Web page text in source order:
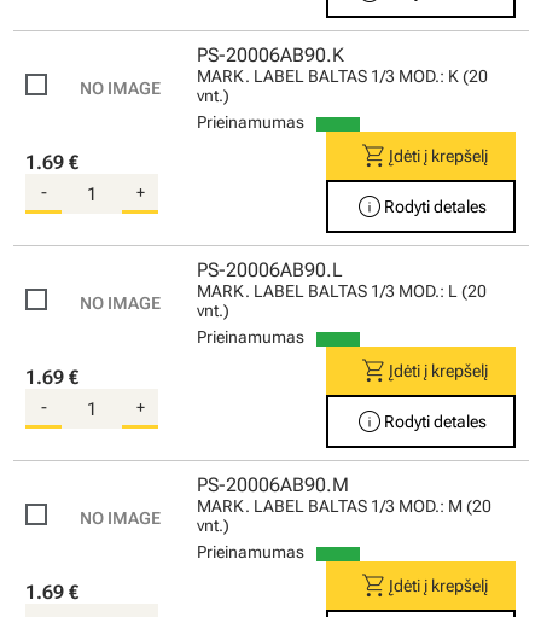
PS-20006AB90.K
MARK. LABEL BALTAS 1/3 MOD.: K (20
vnt.)
Prieinamumas
1.69 €
- +
shopping_cartĮdėti į krepšelį
info Rodyti detales
PS-20006AB90.L
MARK. LABEL BALTAS 1/3 MOD.: L (20
vnt.)
Prieinamumas
1.69 €
- +
shopping_cartĮdėti į krepšelį
info Rodyti detales
PS-20006AB90.M
MARK. LABEL BALTAS 1/3 MOD.: M (20
vnt.)
Prieinamumas
1.69 € shopping_cartĮdėti į krepšelį